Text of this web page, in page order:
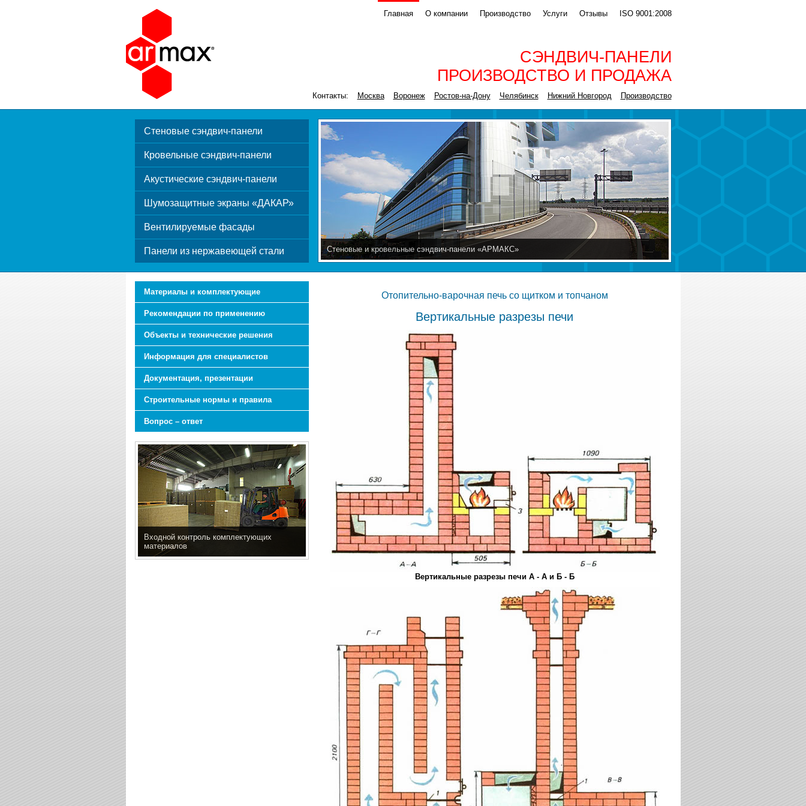
Главная О компании Производство Услуги Отзывы ISO 9001:2008
СЭНДВИЧ-ПАНЕЛИ
ПРОИЗВОДСТВО И ПРОДАЖА
Контакты: Москва Воронеж Ростов-на-Дону Челябинск Нижний Новгород Производство
Стеновые сэндвич-панели
Кровельные сэндвич-панели
Акустические сэндвич-панели
Шумозащитные экраны «ДАКАР»
Вентилируемые фасады
Панели из нержавеющей стали Стеновые и кровельные сэндвич-панели «АРМАКС»
Материалы и комплектующие
Рекомендации по применению
Объекты и технические решения
Информация для специалистов
Документация, презентации
Строительные нормы и правила
Вопрос – ответ
Входной контроль комплектующих
материалов
Отопительно-варочная печь со щитком и топчаном
Вертикальные разрезы печи
Вертикальные разрезы печи А - А и Б - Б